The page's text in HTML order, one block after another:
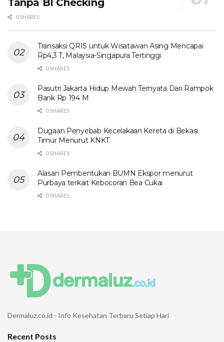
Tanpa BI Checking
0 SHARES
Transaksi QRIS untuk Wisatawan Asing Mencapai
Rp4,3 T, Malaysia-Singapura Tertinggi
0 SHARES
Pasutri Jakarta Hidup Mewah Ternyata Dari Rampok
Bank Rp 194 M
0 SHARES
Dugaan Penyebab Kecelakaan Kereta di Bekasi
Timur Menurut KNKT
0 SHARES
Alasan Pembentukan BUMN Ekspor menurut
Purbaya terkait Kebocoran Bea Cukai
0 SHARES
Dermaluz.co.id - Info Kesehatan Terbaru Setiap Hari
Recent Posts